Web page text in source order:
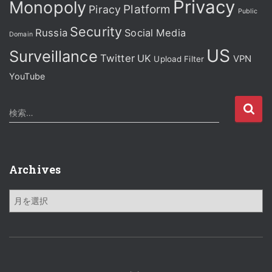
Monopoly Piracy Platform Privacy Public
Domain Russia Security Social Media
Surveillance Twitter UK Upload Filter US VPN
YouTube
検
索
検索…
Archives
h